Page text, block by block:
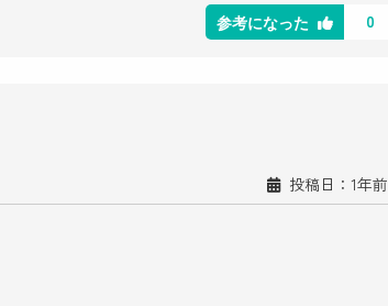
参考になった 0
投稿日：1年前